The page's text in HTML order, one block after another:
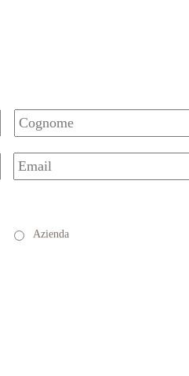
Nome
Email
Azienda